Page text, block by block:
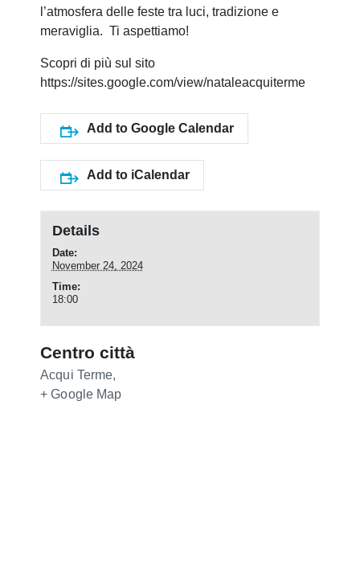
l’atmosfera delle feste tra luci, tradizione e
meraviglia. Ti aspettiamo!
Scopri di più sul sito
https://sites.google.com/view/nataleacquiterme
Add to Google Calendar
Add to iCalendar
Details
Date:
November 24, 2024
Time:
18:00
Centro città
Acqui Terme,
+ Google Map